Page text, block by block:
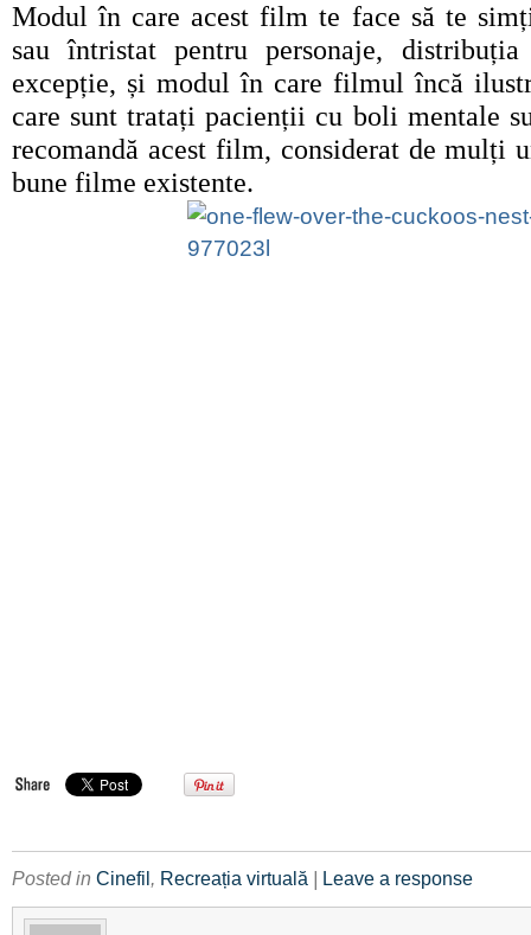
Modul în care acest film te face să te
sau întristat pentru personaje,
excepție, și modul în care filmul încă
care sunt tratați pacienții cu boli mentale
recomandă acest film, considerat de mulți
bune filme existente.
Posted in Cinefil, Recreația virtuală | Leave a response